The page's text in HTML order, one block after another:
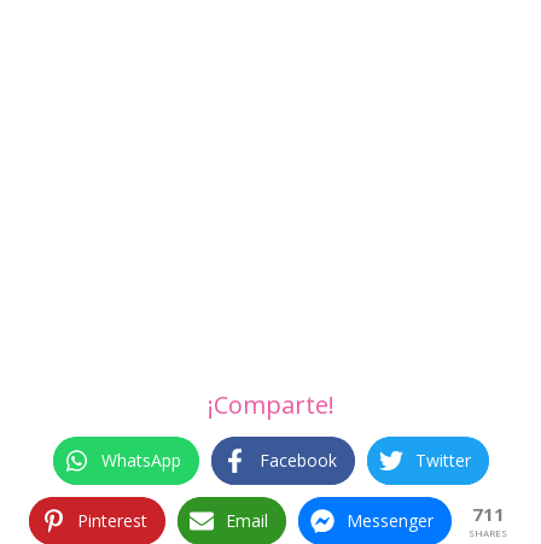
¡Comparte!
WhatsApp Facebook Twitter
Pinterest Email Messenger 711
SHARES